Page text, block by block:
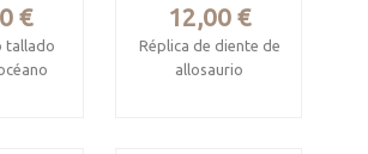
€
tallado
Precio
12,00 €
Réplica de diente de
allosaurio